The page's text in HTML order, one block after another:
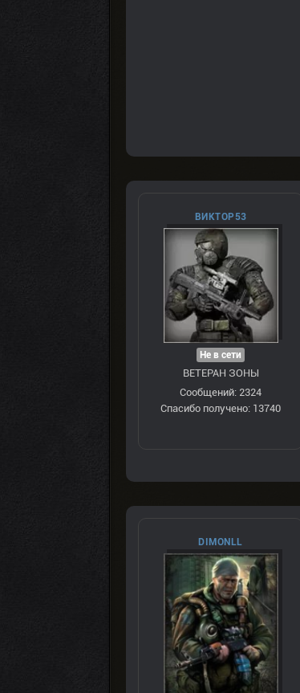
ВИКТОР53
Не в сети
ВЕТЕРАН ЗOНЫ
Сообщений: 2324
Спасибо получено: 13740
DIMONLL